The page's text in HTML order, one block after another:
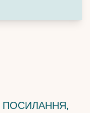
ПОСИЛАННЯ,